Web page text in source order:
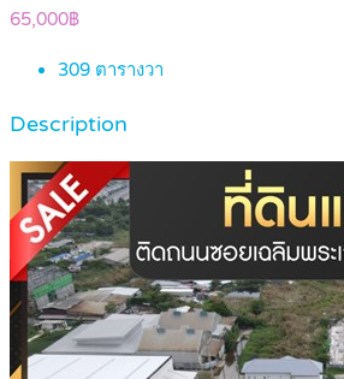
65,000฿
309 ตารางวา
Description